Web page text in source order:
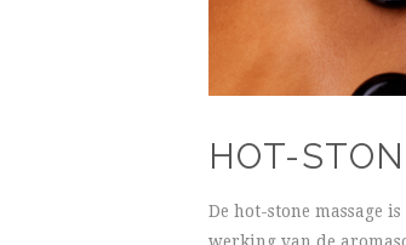
HOT-
De hot-stone massage